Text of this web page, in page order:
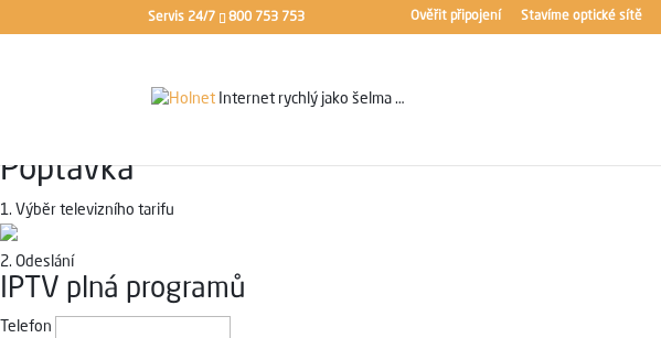
Servis 24/7 800 753 753 Ověřit připojení Stavíme optické sítě
Internet rychlý jakošelma …
Poptávka
1. Výběr televizního tarifu
2. Odeslání
IPTV plná programů
Telefon